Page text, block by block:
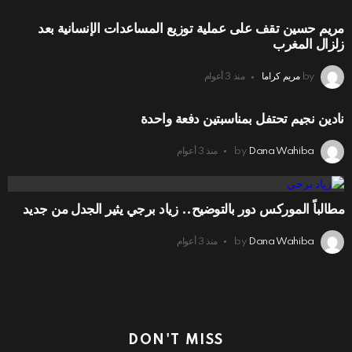
مريم حسين تقف على عملية توزيع المساعدات الإنسانية بعد
زلزال المغرب
by مريم كراما منذ 3 أعوام
نادين نجيم تحتفل بمناسبتين دفعة واحدة
by Dana Wahiba منذ 3 أعوام
مطالباً الموركس دور بالتوضيح.. زياد برجي يثير الجدل من جديد
by Dana Wahiba منذ 3 أعوام
DON'T MISS